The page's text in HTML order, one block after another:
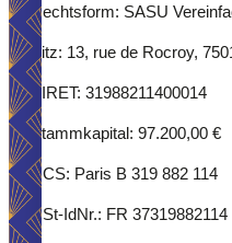
Rechtsform: SASU
Sitz: 13, rue de Rocroy,
SIRET: 31988211400014
Stammkapital: 97.200,00 €
RCS: Paris B 319 882 114
USt-IdNr.: FR 37319882114